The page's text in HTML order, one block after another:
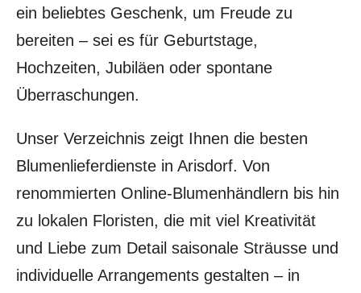
ein beliebtes Geschenk, um Freude zu
bereiten – sei es für Geburtstage,
Hochzeiten, Jubiläen oder spontane
Überraschungen.
Unser Verzeichnis zeigt Ihnen die besten
Blumenlieferdienste in Arisdorf. Von
renommierten Online-Blumenhändlern bis hin
zu lokalen Floristen, die mit viel Kreativität
und Liebe zum Detail saisonale Sträusse und
individuelle Arrangements gestalten – in